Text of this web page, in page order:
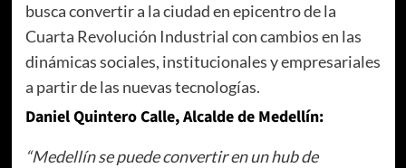
busca convertir a la ciudad en epicentro de la
Cuarta Revolución Industrial con cambios en las
dinámicas sociales, institucionales y empresariales
a partir de las nuevas tecnologías.
Daniel Quintero Calle, Alcalde de Medellín:
“Medellín se puede convertir en un hub de